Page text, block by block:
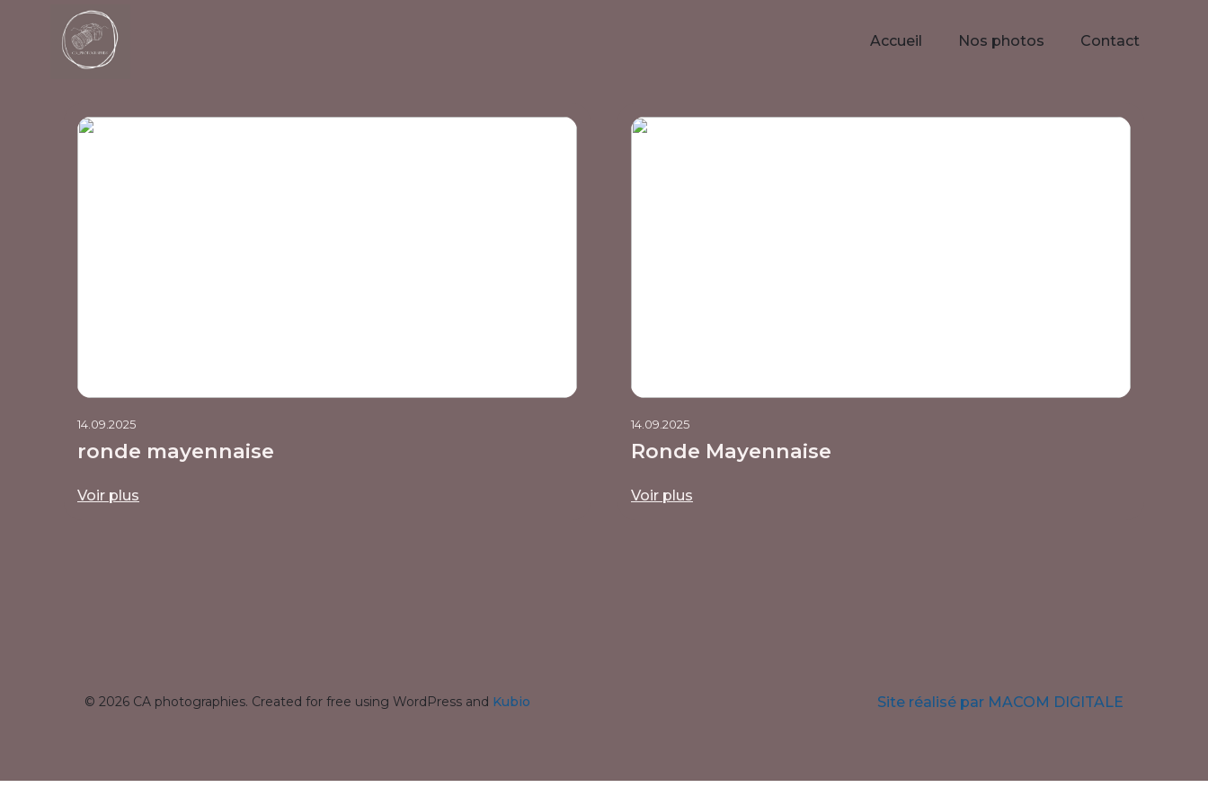
Accueil Nos photos Contact
14.09.2025
ronde mayennaise
Voir plus
14.09.2025
Ronde Mayennaise
Voir plus
© 2026 CA photographies. Created for free using WordPress and Kubio Site réalisé par MACOM DIGITALE